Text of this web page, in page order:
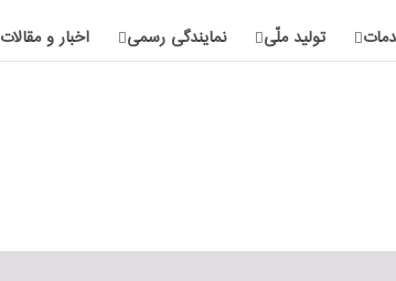
تولید ملّی نمایندگی رسمی اخبار و مقالات